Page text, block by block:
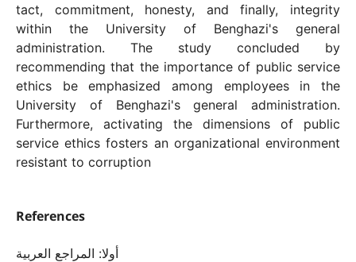
tact, commitment, honesty, and finally, integrity
within the University of Benghazi's general
administration. The study concluded by
recommending that the importance of public service
ethics be emphasized among employees in the
University of Benghazi's general administration.
Furthermore, activating the dimensions of public
service ethics fosters an organizational environment
resistant to corruption
References
أولا: المراجع العربية